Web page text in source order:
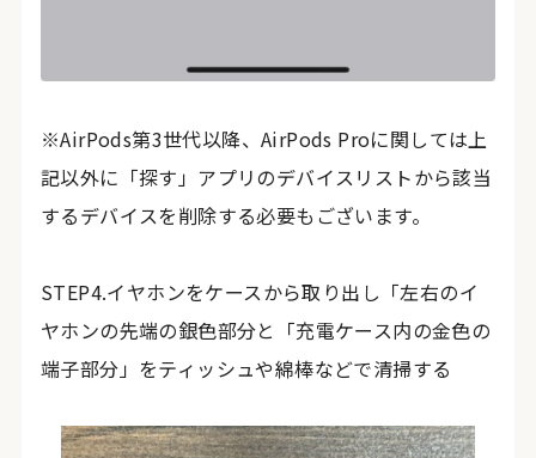
※AirPods第3世代以降、AirPods Proに関しては上
記以外に「探す」アプリのデバイスリストから該当
するデバイスを削除する必要もございます。
STEP4.イヤホンをケースから取り出し「左右のイ
ヤホンの先端の銀色部分と「充電ケース内の金色の
端子部分」をティッシュや綿棒などで清掃する